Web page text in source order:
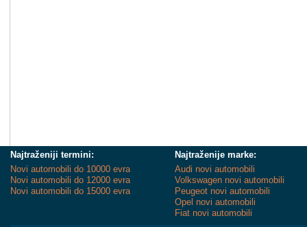
Najtraženiji termini:
Novi automobili do 10000 evra
Novi automobili do 12000 evra
Novi automobili do 15000 evra
Najtraženije marke:
Audi novi automobili
Volkswagen novi automobili
Peugeot novi automobili
Opel novi automobili
Fiat novi automobili